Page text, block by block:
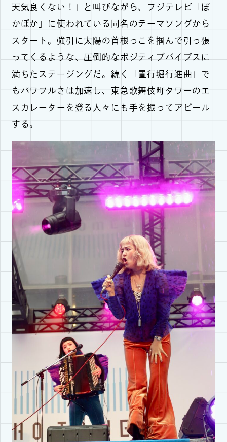
天気良くない！」と叫びながら、フジテレビ「ぽ
かぽか」に使われている同名のテーマソングから
スタート。強引に太陽の首根っこを掴んで引っ張
ってくるような、圧倒的なポジティブバイブスに
満ちたステージングだ。続く「置行堀行進曲」で
もパワフルさは加速し、東急歌舞伎町タワーのエ
スカレーターを登る人々にも手を振ってアピール
する。